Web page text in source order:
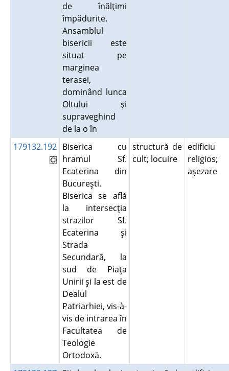
de înălţimi
împădurite.
Ansamblul
bisericii este
situat pe
marginea
terasei,
dominând lunca
Oltului şi
supraveghind
de la o în
179132.192 Biserica cu
hramul Sf.
Ecaterina din
Bucureşti.
Biserica se află
la intersecţia
strazilor Sf.
Ecaterina şi
Strada
Secundară, la
sud de Piaţa
Unirii şi la est de
Dealul
Patriarhiei, vis-à-
vis de intrarea în
Facultatea de
Teologie
Ortodoxă.
structură de
cult; locuire
edificiu
religios;
aşezare